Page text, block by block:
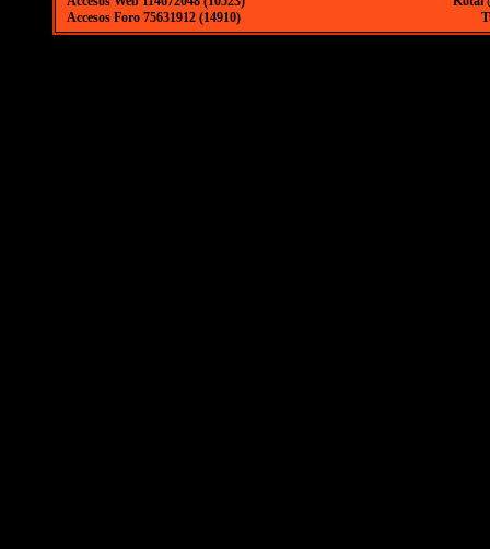
Accesos Foro 75631912 (14910)